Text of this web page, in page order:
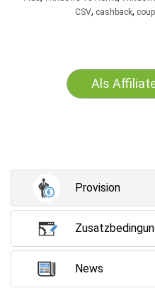
CSV, cashback,
Als
Provision
News